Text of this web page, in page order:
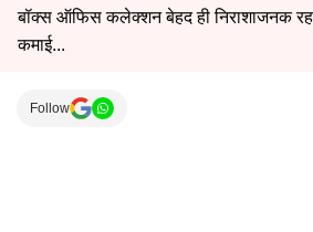
बॉक्स ऑफिस कलेक्शन बेहद ही निराशाजनक
कमाई...
Follow